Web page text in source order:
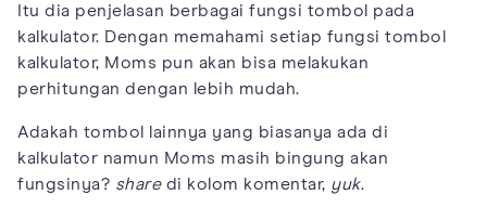
Itu dia penjelasan berbagai fungsi tombol pada
kalkulator. Dengan memahami setiap fungsi tombol
kalkulator, Moms pun akan bisa melakukan
perhitungan dengan lebih mudah.
Adakah tombol lainnya yang biasanya ada di
kalkulator namun Moms masih bingung akan
fungsinya? sharedi kolom komentar, yuk.